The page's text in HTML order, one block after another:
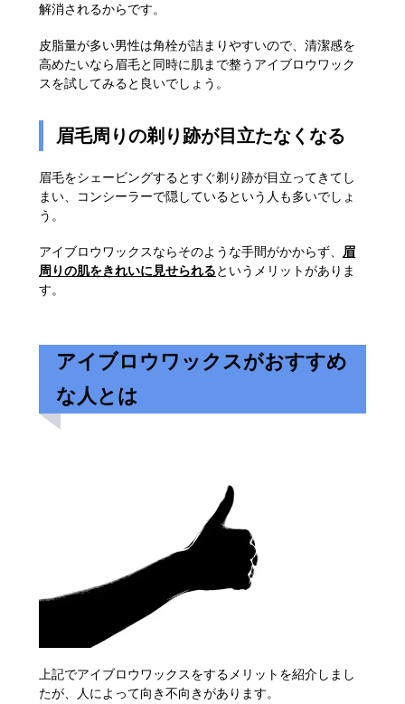
解消されるからです。
皮脂量が多い男性は角栓が詰まりやすいので、清潔感を
高めたいなら眉毛と同時に肌まで整うアイブロウワック
スを試してみると良いでしょう。
眉毛周りの剃り跡が目立たなくなる
眉毛をシェービングするとすぐ剃り跡が目立ってきてし
まい、コンシーラーで隠しているという人も多いでしょ
う。
アイブロウワックスならそのような手間がかからず、 眉
周りの肌をきれいに見せられるというメリットがありま
す。
アイブロウワックスがおすすめ
な人とは
上記でアイブロウワックスをするメリットを紹介しまし
たが、人によって向き不向きがあります。